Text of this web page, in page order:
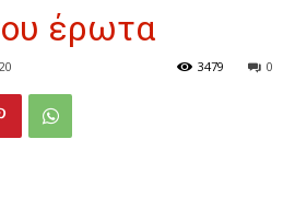
έρωτα
0
3479